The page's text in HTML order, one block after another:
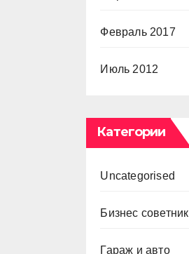
Февраль 2017
Июль 2012
Категории
Uncategorised
Бизнес советник
Гараж и авто